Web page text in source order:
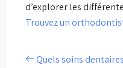
d’explorer les
Trouvez un
Quels soins dentaires